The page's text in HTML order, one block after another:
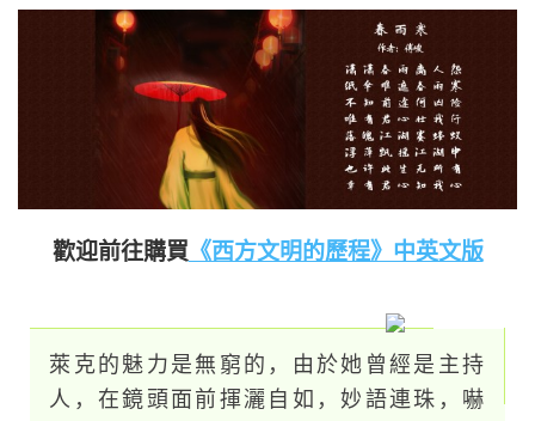
歡迎前往購買 《西方文明的歷程》中英文版
萊克的魅力是無窮的，由於她曾經是主持
人，在鏡頭面前揮灑自如，妙語連珠，嚇